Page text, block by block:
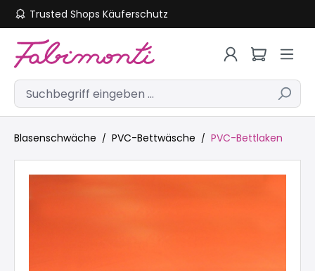
Zum Hauptinhalt springen
Trusted Shops Käuferschutz
Blasenschwäche PVC-Bettwäsche PVC-Bettlaken